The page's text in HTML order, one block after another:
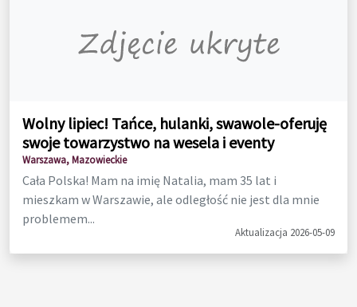
Wolny lipiec! Tańce, hulanki, swawole-oferuję
swoje towarzystwo na wesela i eventy
Warszawa, Mazowieckie
Cała Polska! Mam na imię Natalia, mam 35 lat i
mieszkam w Warszawie, ale odległość nie jest dla mnie
problemem...
Aktualizacja 2026-05-09